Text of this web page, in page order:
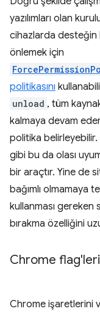
yazılımları olan
cihazlarda desteğin
önlemek için
politikasını
unload , tüm
kalmaya devam
politika belirleyebilir.
gibi bu da olası
bir araçtır. Yine de
bağımlı olmamaya
kullanması gereken
bırakma özelliğini
Chrome flag'leri
Chrome işaretlerini